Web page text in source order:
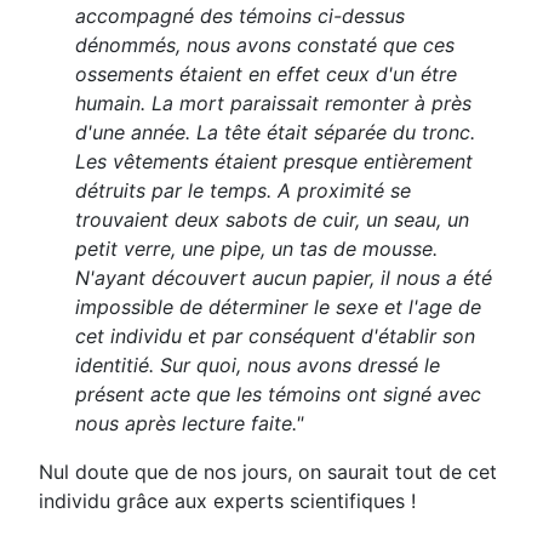
accompagné des témoins ci-dessus
dénommés, nous avons constaté que ces
ossements étaient en effet ceux d'un étre
humain. La mort paraissait remonter à près
d'une année. La tête était séparée du tronc.
Les vêtements étaient presque entièrement
détruits par le temps. A proximité se
trouvaient deux sabots de cuir, un seau, un
petit verre, une pipe, un tas de mousse.
N'ayant découvert aucun papier, il nous a été
impossible de déterminer le sexe et l'age de
cet individu et par conséquent d'établir son
identitié. Sur quoi, nous avons dressé le
présent acte que les témoins ont signé avec
nous après lecture faite."
Nul doute que de nos jours, on saurait tout de cet
individu grâce aux experts scientifiques !